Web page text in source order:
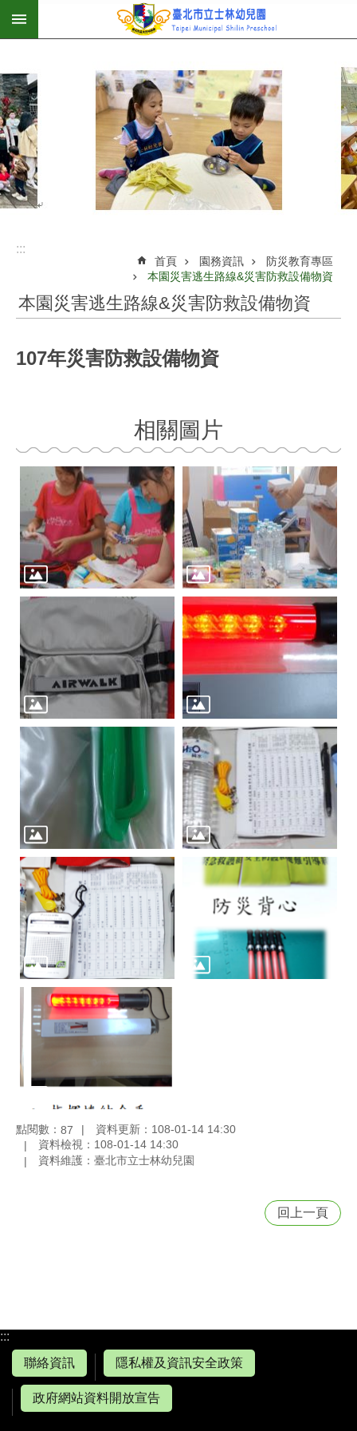
跳到主要內容區塊
:::
首頁 園務資訊
防災教育專區
本園災害逃生路線&災害防救設備物資
本園災害逃生路線&災害防救設備物資
107年災害防救設備物資
相關圖片
點閱數： 87
資料更新：108-01-14 14:30
資料檢視：108-01-14 14:30
資料維護：臺北市立士林幼兒園
回上一頁
:::
聯絡資訊
隱私權及資訊安全政策
政府網站資料開放宣告